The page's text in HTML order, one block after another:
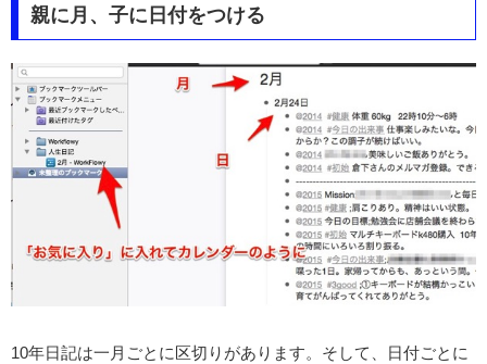
親に月、子に日付をつける
10年日記は一月ごとに区切りがあります。そして、日付ごとに